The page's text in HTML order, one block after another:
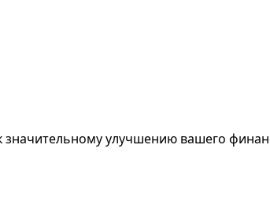
значительному улучшению вашего